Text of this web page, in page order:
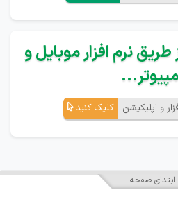
نرم افزار موبایل و
و اپلیکیشن کلیک کنید
ابتدای صفحه